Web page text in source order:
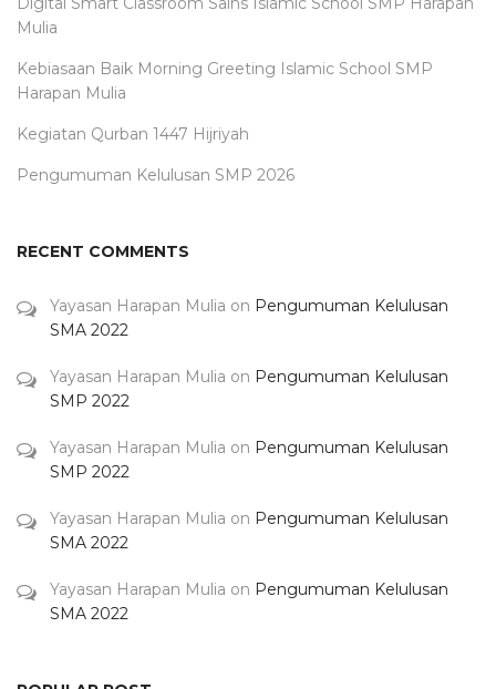
Mulia
Kebiasaan Baik Morning Greeting Islamic School SMP
Harapan Mulia
Kegiatan Qurban 1447 Hijriyah
Pengumuman Kelulusan SMP 2026
RECENT COMMENTS
Yayasan Harapan Mulia on Pengumuman Kelulusan
SMA 2022
Yayasan Harapan Mulia on Pengumuman Kelulusan
SMP 2022
Yayasan Harapan Mulia on Pengumuman Kelulusan
SMP 2022
Yayasan Harapan Mulia on Pengumuman Kelulusan
SMA 2022
Yayasan Harapan Mulia on Pengumuman Kelulusan
SMA 2022